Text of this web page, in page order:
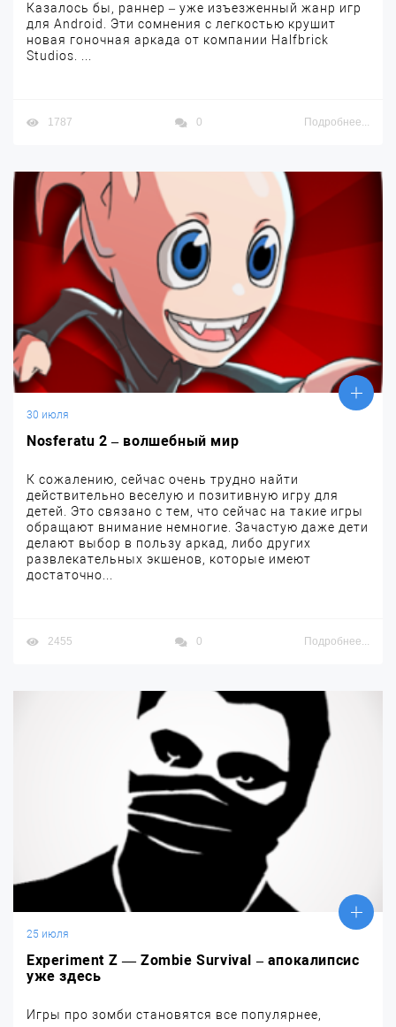
Казалось бы, раннер – уже изъезженный жанр игр
для Android. Эти сомнения с легкостью крушит
новая гоночная аркада от компании Halfbrick
Studios. ...
1787 0 Подробнее...
30 июля
Nosferatu 2 – волшебный мир
К сожалению, сейчас очень трудно найти
действительно веселую и позитивную игру для
детей. Это связано с тем, что сейчас на такие игры
обращают внимание немногие. Зачастую даже дети
делают выбор в пользу аркад, либо других
развлекательных экшенов, которые имеют
достаточно...
2455 0 Подробнее...
25 июля
Experiment Z — Zombie Survival – апокалипсис
уже здесь
Игры про зомби становятся все популярнее,